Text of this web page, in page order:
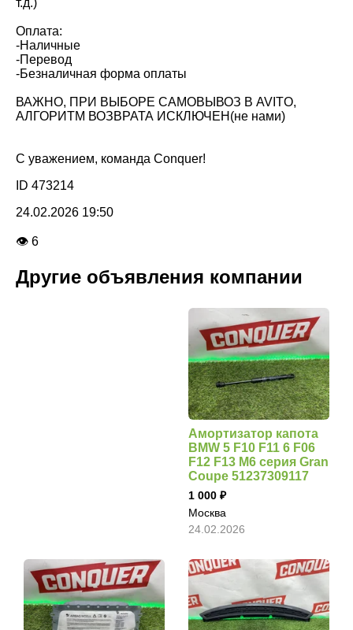
Оплата:
-Наличные
-Перевод
-Безналичная форма оплаты
ВАЖНО, ПРИ ВЫБОРЕ САМОВЫВОЗ В AVITO,
АЛГОРИТМ ВОЗВРАТА ИСКЛЮЧЕН(не нами)
С уважением, команда Conquer!
ID 473214
24.02.2026 19:50
👁 6
Другие объявления компании
Амортизатор капота
BMW 5 F10 F11 6 F06
F12 F13 M6 серия Gran
Coupe 51237309117
1 000
Москва
24.02.2026